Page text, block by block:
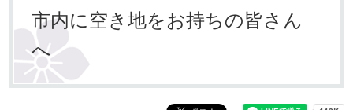
市内に空き地をお持ちの皆さん
へ